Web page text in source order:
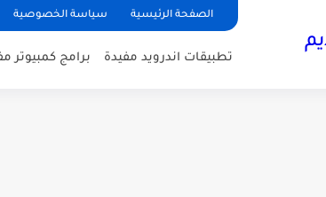
الصفحة الرئيسية سياسة الخصوصية
تطبيقات اندرويد مفيدة برامج كمبيوتر